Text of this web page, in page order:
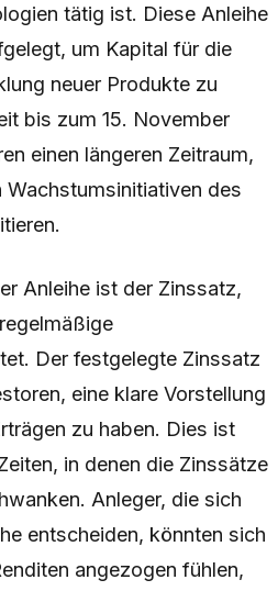
tätig ist. Diese Anleihe
um Kapital für die
neuer Produkte zu
bis zum 15. November
einen längeren Zeitraum,
des
Anleihe ist der Zinssatz,
Der festgelegte Zinssatz
eine klare Vorstellung
zu haben. Dies ist
in denen die Zinssätze
Anleger, die sich
entscheiden, könnten sich
angezogen fühlen,